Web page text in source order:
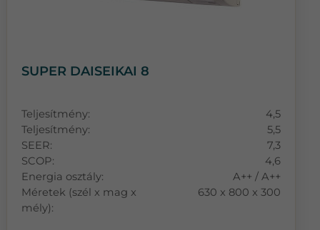
SUPER DAISEIKAI 8
Teljesítmény:
4,5
Teljesítmény:
5,5
SEER:
7,3
SCOP:
4,6
Energia osztály:
A++ / A++
Méretek (szél x mag x
mély):
630 x 800 x 300